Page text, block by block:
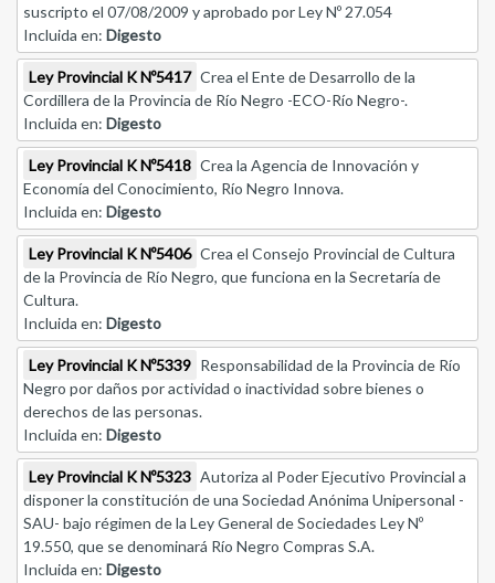
suscripto el 07/08/2009 y aprobado por Ley Nº 27.054
Incluida en: Digesto
Ley Provincial K Nº5417 Crea el Ente de Desarrollo de la
Cordillera de la Provincia de Río Negro -ECO-Río Negro-.
Incluida en: Digesto
Ley Provincial K Nº5418 Crea la Agencia de Innovación y
Economía del Conocimiento, Río Negro Innova.
Incluida en: Digesto
Ley Provincial K Nº5406 Crea el Consejo Provincial de Cultura
de la Provincia de Río Negro, que funciona en la Secretaría de
Cultura.
Incluida en: Digesto
Ley Provincial K Nº5339 Responsabilidad de la Provincia de Río
Negro por daños por actividad o inactividad sobre bienes o
derechos de las personas.
Incluida en: Digesto
Ley Provincial K Nº5323 Autoriza al Poder Ejecutivo Provincial a
disponer la constitución de una Sociedad Anónima Unipersonal -
SAU- bajo régimen de la Ley General de Sociedades Ley Nº
19.550, que se denominará Río Negro Compras S.A.
Incluida en: Digesto